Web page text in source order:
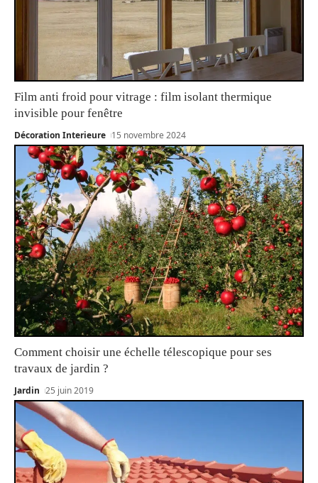
Film anti froid pour vitrage : film isolant thermique
invisible pour fenêtre
Décoration Interieure 15 novembre 2024
Comment choisir une échelle télescopique pour ses
travaux de jardin ?
Jardin 25 juin 2019